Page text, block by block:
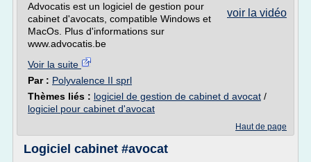
voir la vidéo
Advocatis est un logiciel de gestion pour
cabinet d'avocats, compatible Windows et
MacOs. Plus d'informations sur
www.advocatis.be
Voir la suite
Par : Polyvalence II sprl
Thèmes liés : logiciel de gestion de cabinet d avocat /
logiciel pour cabinet d'avocat
Haut de page
Logiciel cabinet #avocat